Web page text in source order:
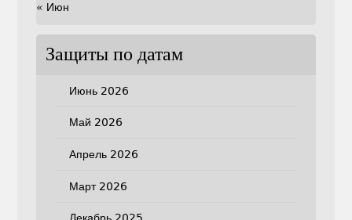
« Июн
Защиты по датам
Июнь 2026
Май 2026
Апрель 2026
Март 2026